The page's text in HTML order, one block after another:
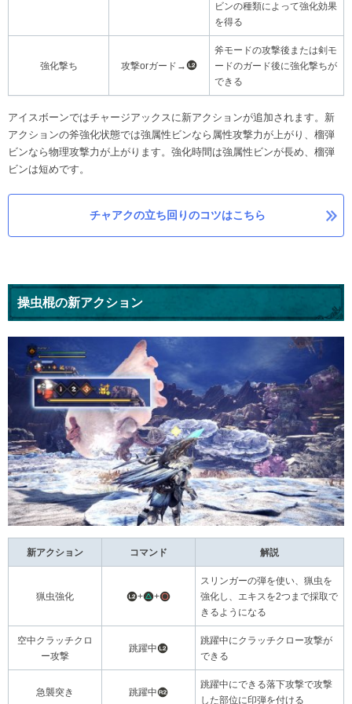
ビンの種類によって強化効果
を得る
強化撃ち 攻撃orガード→
斧モードの攻撃後または剣モ
ードのガード後に強化撃ちが
できる
アイスボーンではチャージアックスに新アクションが追加されます。新
アクションの斧強化状態では強属性ビンなら属性攻撃力が上がり、榴弾
ビンなら物理攻撃力が上がります。強化時間は強属性ビンが長め、榴弾
ビンは短めです。
チャアクの立ち回りのコツはこちら
操虫棍の新アクション
新アクション コマンド 解説
猟虫強化 + +
スリンガーの弾を使い、猟虫を
強化し、エキスを2つまで採取で
きるようになる
空中クラッチクロ
ー攻撃
跳躍中
跳躍中にクラッチクロー攻撃が
できる
急襲突き 跳躍中
跳躍中にできる落下攻撃で攻撃
した部位に印弾を付ける